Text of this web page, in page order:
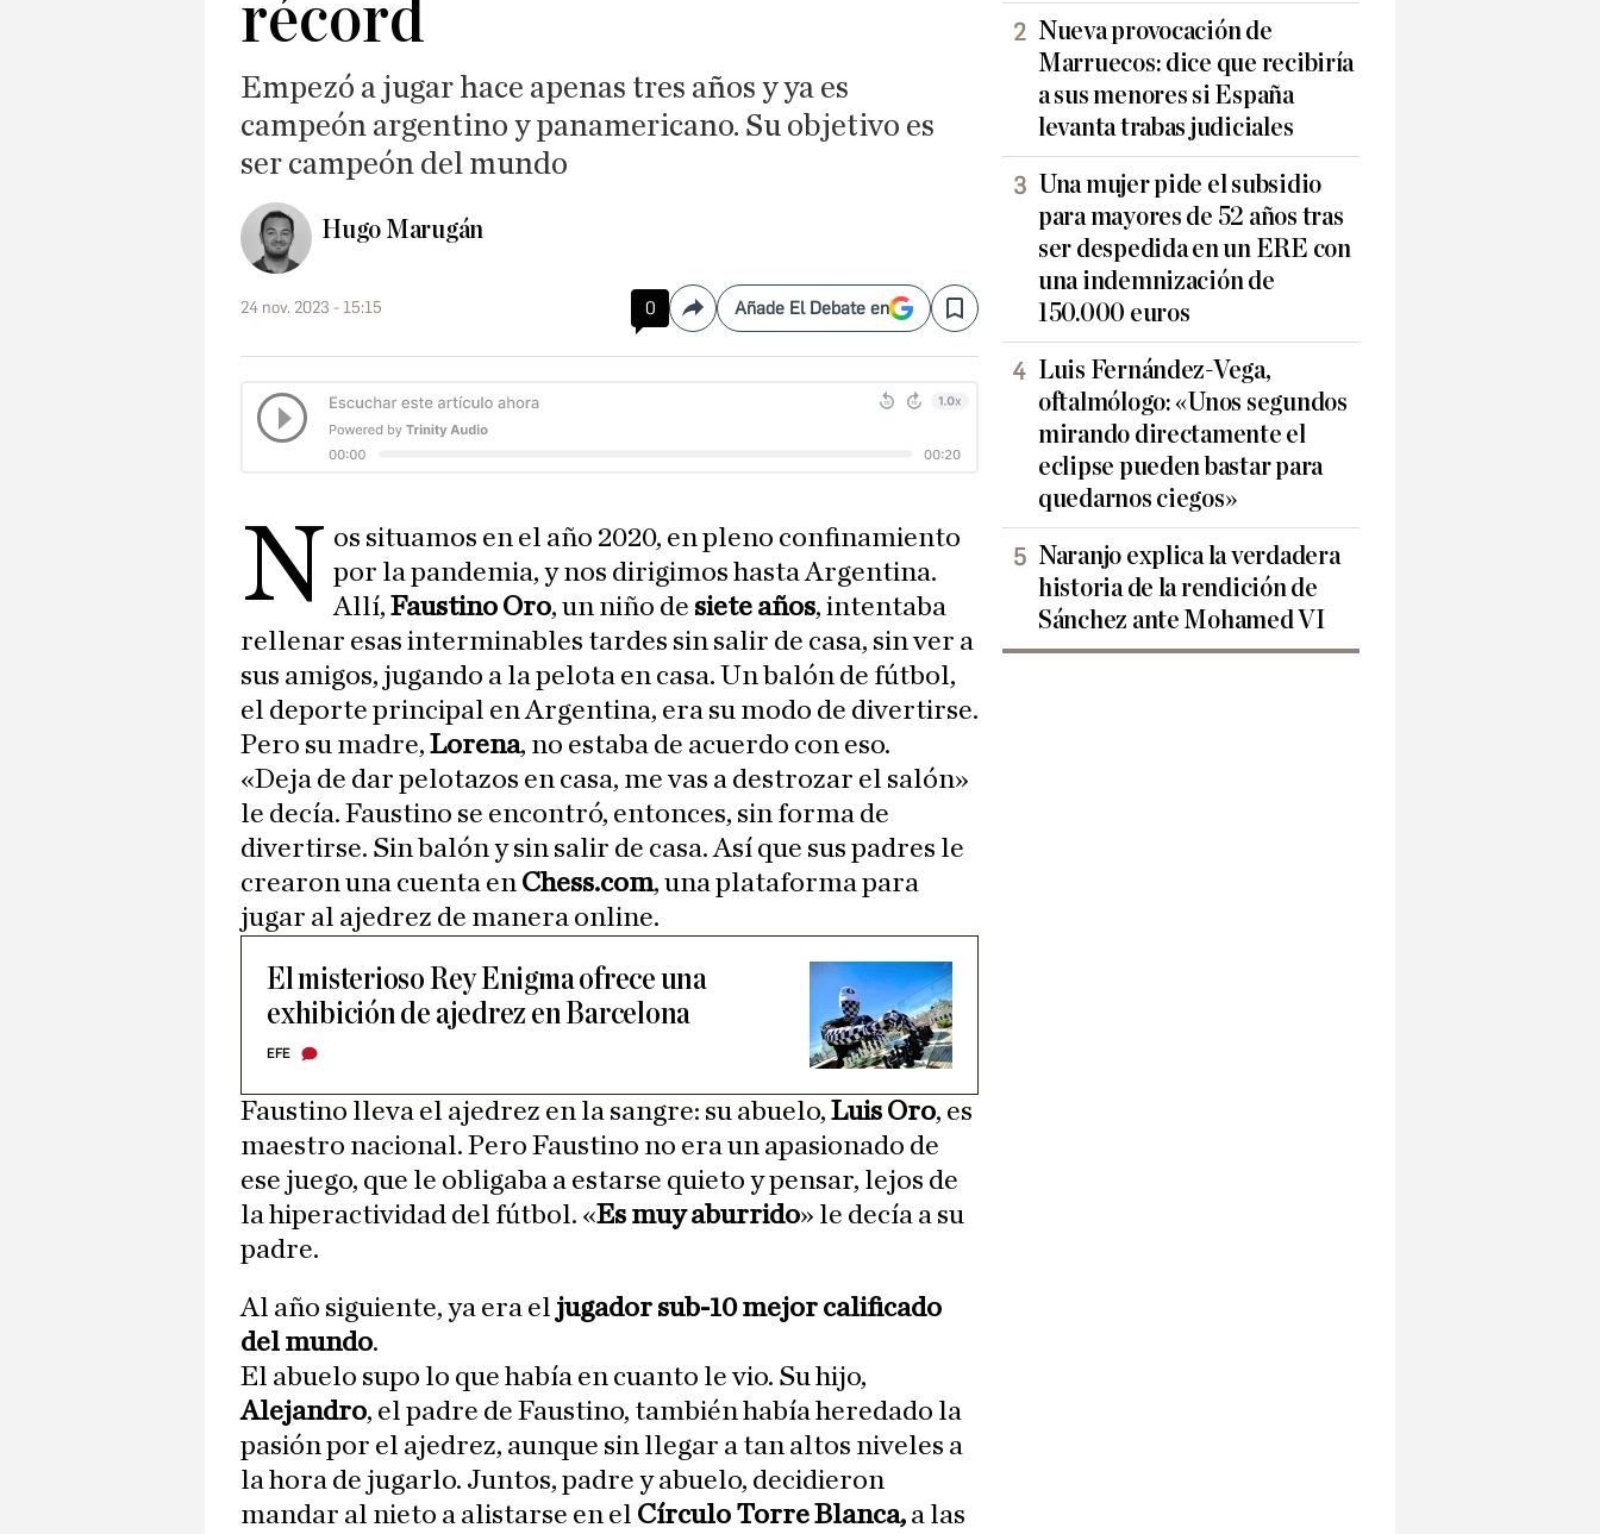
récord
Empezó a jugar hace apenas tres años y ya es
campeón argentino y panamericano. Su objetivo es
ser campeón del mundo
Hugo Marugán
24 nov. 2023 - 15:15 0 CompartirAñade El Debate en Save
N os situamos en el año 2020, en pleno confinamiento
por la pandemia, y nos dirigimos hasta Argentina.
Allí,Faustino Oro, un niño de siete años, intentaba
rellenar esas interminables tardes sin salir de casa, sin ver a
sus amigos, jugando a la pelota en casa. Un balón de fútbol,
el deporte principal en Argentina, era su modo de divertirse.
Pero su madre, Lorena, no estaba de acuerdo con eso.
«Deja de dar pelotazos en casa, me vas a destrozar el salón»
le decía. Faustino se encontró, entonces, sin forma de
divertirse. Sin balón y sin salir de casa. Así que sus padres le
crearon una cuenta en Chess.com, una plataforma para
jugar al ajedrez de manera online.
El misterioso Rey Enigma ofrece una
exhibición de ajedrez en Barcelona
EFE
Faustino lleva el ajedrez en la sangre: su abuelo, Luis Oro, es
maestro nacional. Pero Faustino no era un apasionado de
ese juego, que le obligaba a estarse quieto y pensar, lejos de
la hiperactividad del fútbol. «Es muy aburrido» le decía a su
padre.
Al año siguiente, ya era el jugador sub-10 mejor calificado
del mundo.
El abuelo supo lo que había en cuanto le vio. Su hijo,
Alejandro, el padre de Faustino, también había heredado la
pasión por el ajedrez, aunque sin llegar a tan altos niveles a
la hora de jugarlo. Juntos, padre y abuelo, decidieron
mandar al nieto a alistarse en el Círculo Torre Blanca, a las
Nueva provocación de
Marruecos: dice que recibiría
a sus menores si España
levanta trabas judiciales
Una mujer pide el subsidio
para mayores de 52 años tras
ser despedida en un ERE con
una indemnización de
150.000 euros
Luis Fernández-Vega,
oftalmólogo: «Unos segundos
mirando directamente el
eclipse pueden bastar para
quedarnos ciegos»
Naranjo explica la verdadera
historia de la rendición de
Sánchez ante Mohamed VI